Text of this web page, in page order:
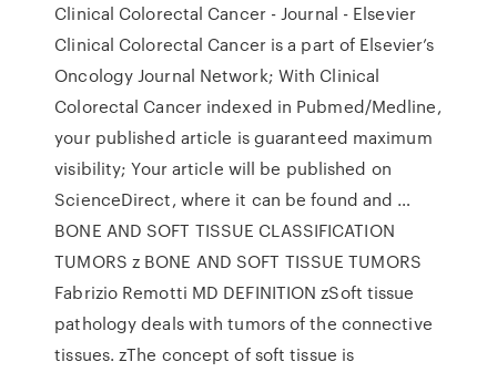
Clinical Colorectal Cancer - Journal - Elsevier
Clinical Colorectal Cancer is a part of Elsevier’s
Oncology Journal Network; With Clinical
Colorectal Cancer indexed in Pubmed/Medline,
your published article is guaranteed maximum
visibility; Your article will be published on
ScienceDirect, where it can be found and …
BONE AND SOFT TISSUE CLASSIFICATION
TUMORS z BONE AND SOFT TISSUE TUMORS
Fabrizio Remotti MD DEFINITION zSoft tissue
pathology deals with tumors of the connective
tissues. zThe concept of soft tissue is